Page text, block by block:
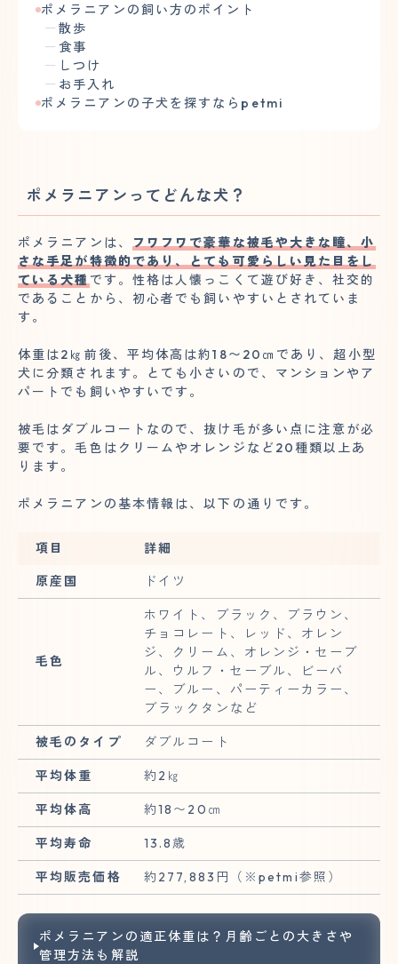
ポメラニアンの飼い方のポイント
散歩
食事
しつけ
お手入れ
ポメラニアンの子犬を探すならpetmi
ポメラニアンってどんな犬？
ポメラニアンは、
フワフワで豪華な被毛や大きな瞳、小
さな手足が特徴的であり、とても可愛らしい見た目をし
ている犬種 です。性格は人懐っこくて遊び好き、社交的
であることから、初心者でも飼いやすいとされていま
す。
体重は2㎏前後、平均体高は約18〜20㎝であり、超小型
犬に分類されます。とても小さいので、マンションやア
パートでも飼いやすいです。
被毛はダブルコートなので、抜け毛が多い点に注意が必
要です。毛色はクリームやオレンジなど20種類以上あ
ります。
ポメラニアンの基本情報は、以下の通りです。
項目 詳細
原産国 ドイツ
毛色
ホワイト、ブラック、ブラウン、
チョコレート、レッド、オレン
ジ、クリーム、オレンジ・セーブ
ル、ウルフ・セーブル、ビーバ
ー、ブルー、パーティーカラー、
ブラックタンなど
被毛のタイプ ダブルコート
平均体重 約2㎏
平均体高 約18〜20㎝
平均寿命 13.8歳
平均販売価格 約277,883円（※petmi参照）
ポメラニアンの適正体重は？月齢ごとの大きさや
管理方法も解説